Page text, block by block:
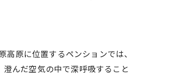
原に位置するペンションでは、
んだ空気の中で深呼吸すること